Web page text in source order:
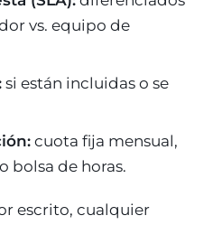
vs. equipo de
si están incluidas o se
cuota fija mensual,
bolsa de horas.
escrito, cualquier